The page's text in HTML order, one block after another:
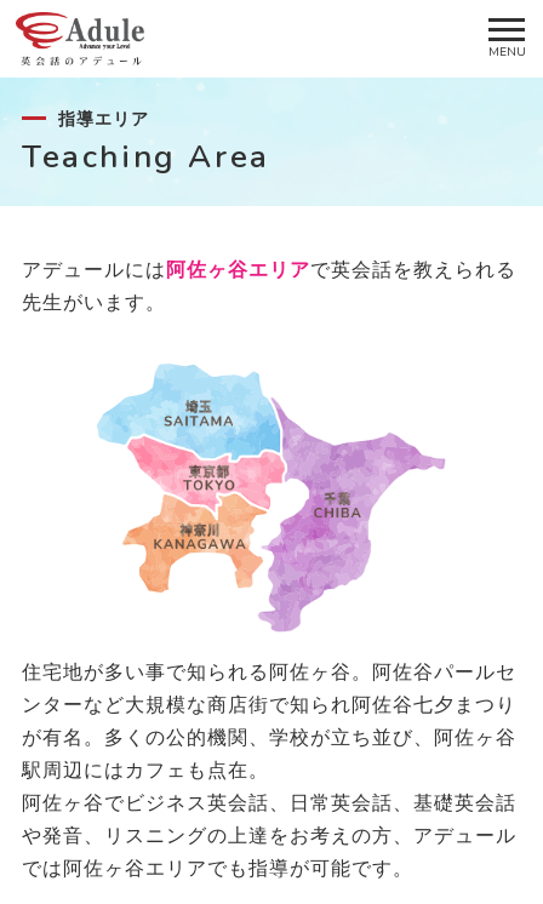
指導エリア
Teaching Area
アデュールには阿佐ヶ谷エリアで英会話を教えられる
先生がいます。
住宅地が多い事で知られる阿佐ヶ谷。阿佐谷パールセ
ンターなど大規模な商店街で知られ阿佐谷七夕まつり
が有名。多くの公的機関、学校が立ち並び、阿佐ヶ谷
駅周辺にはカフェも点在。
阿佐ヶ谷でビジネス英会話、日常英会話、基礎英会話
や発音、リスニングの上達をお考えの方、アデュール
では阿佐ヶ谷エリアでも指導が可能です。